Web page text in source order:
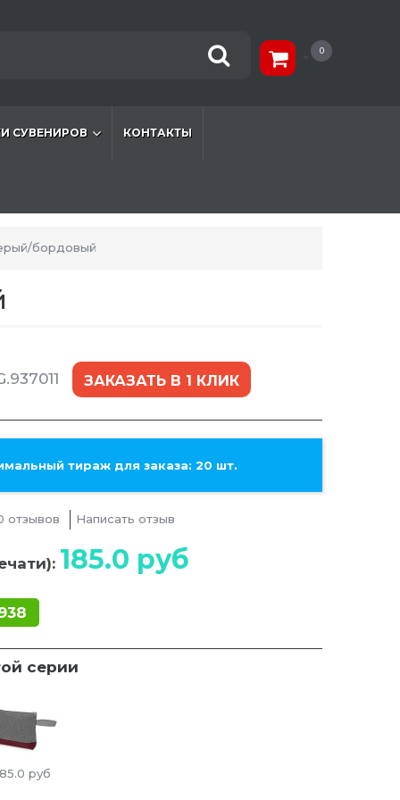
0
СУВЕНИРОВ КОНТАКТЫ
бордовый
ЗАКАЗАТЬ В 1 КЛИК
тираж для заказа: 20 шт.
отзывов Написать отзыв
185.0 руб
серии
руб